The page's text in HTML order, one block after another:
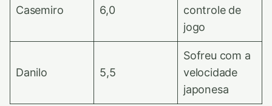
Casemiro 6,0
controle de
jogo
Danilo 5,5
Sofreu com a
velocidade
japonesa